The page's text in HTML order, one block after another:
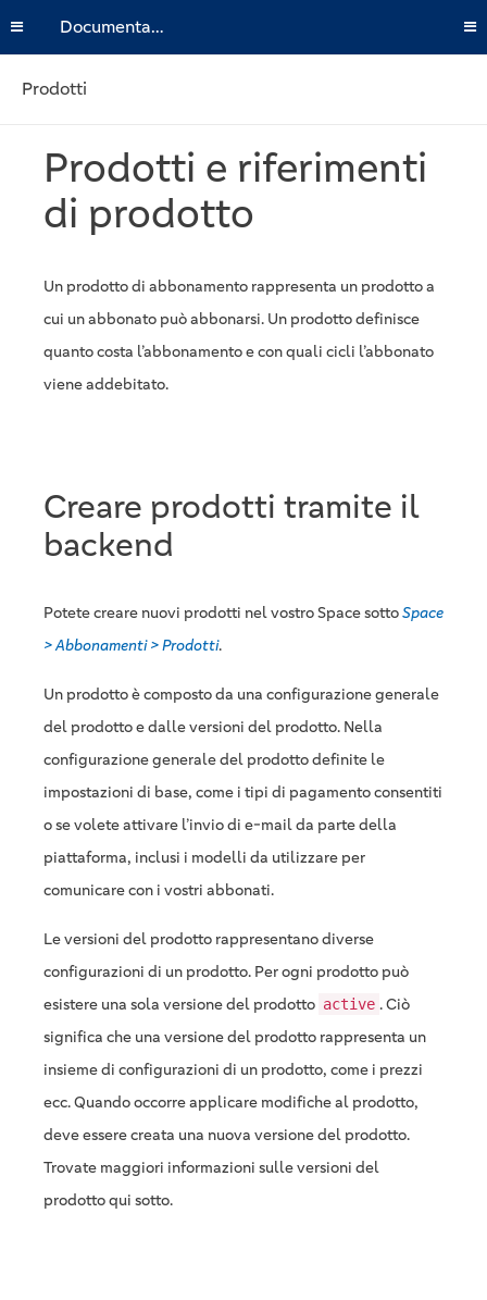
Documentazione
Prodotti
Prodotti e riferimenti
di prodotto
Un prodotto di abbonamento rappresenta un prodotto a
cui un abbonato può abbonarsi. Un prodotto definisce
quanto costa l’abbonamento e con quali cicli l’abbonato
viene addebitato.
Creare prodotti tramite il
backend
Potete creare nuovi prodotti nel vostro Space sottoSpace
> Abbonamenti > Prodotti.
Un prodotto è composto da una configurazione generale
del prodotto e dalle versioni del prodotto. Nella
configurazione generale del prodotto definite le
impostazioni di base, come i tipi di pagamento consentiti
o se volete attivare l’invio di e-mail da parte della
piattaforma, inclusi i modelli da utilizzare per
comunicare con i vostri abbonati.
Le versioni del prodotto rappresentano diverse
configurazioni di un prodotto. Per ogni prodotto può
esistere una sola versione del prodotto active . Ciò
significa che una versione del prodotto rappresenta un
insieme di configurazioni di un prodotto, come i prezzi
ecc. Quando occorre applicare modifiche al prodotto,
deve essere creata una nuova versione del prodotto.
Trovate maggiori informazioni sulle versioni del
prodotto qui sotto.